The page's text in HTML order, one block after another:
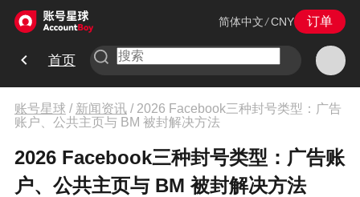
简体中文 /CNY 订单
首页
账号星球 / 新闻资讯/ 2026 Facebook三种封号类型：广告
账户、公共主页与 BM 被封解决方法
2026 Facebook三种封号类型：广告账
户、公共主页与 BM 被封解决方法